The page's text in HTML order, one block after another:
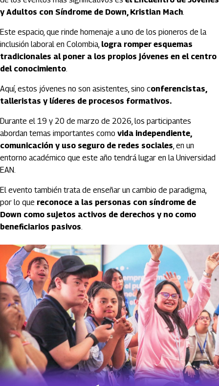
y Adultos con Síndrome de Down, Kristian Mach.
Este espacio, que rinde homenaje a uno de los pioneros de la
inclusión laboral en Colombia, logra romper esquemas
tradicionales al poner a los propios jóvenes en el centro
del conocimiento.
Aquí, estos jóvenes no son asistentes, sino conferencistas,
talleristas y líderes de procesos formativos.
Durante el 19 y 20 de marzo de 2026, los participantes
abordan temas importantes como vida independiente,
comunicación y uso seguro de redes sociales, en un
entorno académico que este año tendrá lugar en la Universidad
EAN.
El evento también trata de enseñar un cambio de paradigma,
por lo que reconoce a las personas con síndrome de
Down como sujetos activos de derechos y no como
beneficiarios pasivos.